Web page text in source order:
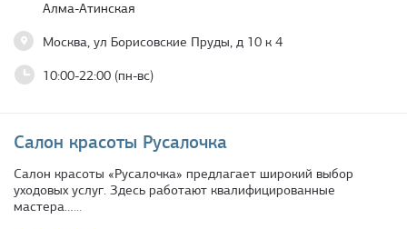
Алма-Атинская
Москва, ул Борисовские Пруды, д 10 к 4
10:00-22:00 (пн-вс)
Салон красоты Русалочка
Салон красоты «Русалочка» предлагает широкий выбор
уходовых услуг. Здесь работают квалифицированные
мастера…...